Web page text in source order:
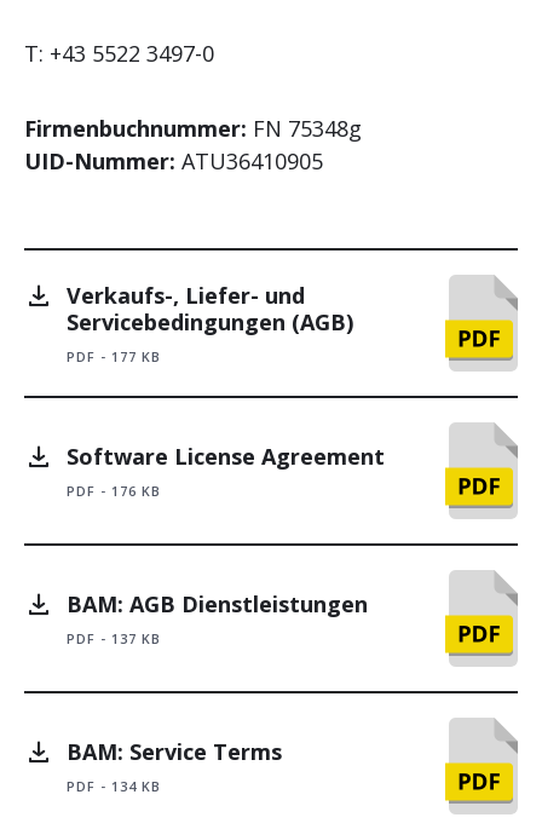
T: +43 5522 3497-0
Firmenbuchnummer: FN 75348g
UID-Nummer: ATU36410905
Verkaufs-, Liefer- und
Servicebedingungen (AGB)
PDF - 177 KB
Software License Agreement
PDF - 176 KB
BAM: AGB Dienstleistungen
PDF - 137 KB
BAM: Service Terms
PDF - 134 KB